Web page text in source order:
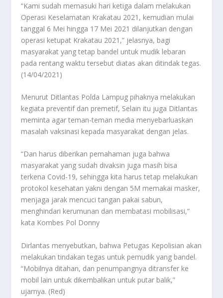
“Kami sudah memasuki hari ketiga dalam melakukan
Operasi Keselamatan Krakatau 2021, kemudian mulai
tanggal 6 Mei hingga 17 Mei 2021 dilanjutkan dengan
operasi ketupat Krakatau 2021,” jelasnya, bagi
masyarakat yang tetap bandel untuk mudik lebaran
pada rentang waktu tersebut diatas akan ditindak tegas.
(14/04/2021)
Menurut Ditlantas Polda Lampug pihaknya melakukan
kegiata preventif dan premetif, Selain itu juga Ditlantas
meminta agar teman-teman media menyebarluaskan
masalah vaksinasi kepada masyarakat dengan jelas.
“Dan harus diberikan pemahaman juga bahwa
masyarakat yang sudah divaksin juga masih bisa
terkena Covid-19, sehingga kita harus tetap melakukan
protokol kesehatan yakni dengan 5M memakai masker,
menjaga jarak mencuci tangan pakai sabun,
menghindari kerumunan dan membatasi mobilisasi,”
kata Kombes Pol Donny
Dirlantas menyebutkan, bahwa Petugas Kepolisian akan
melakukan tindakan tegas untuk pemudik yang bandel.
“Mobilnya ditahan, dan penumpangnya ditransfer ke
mobil lain untuk dikembalikan untuk putar balik,”
ujarnya. (Red)